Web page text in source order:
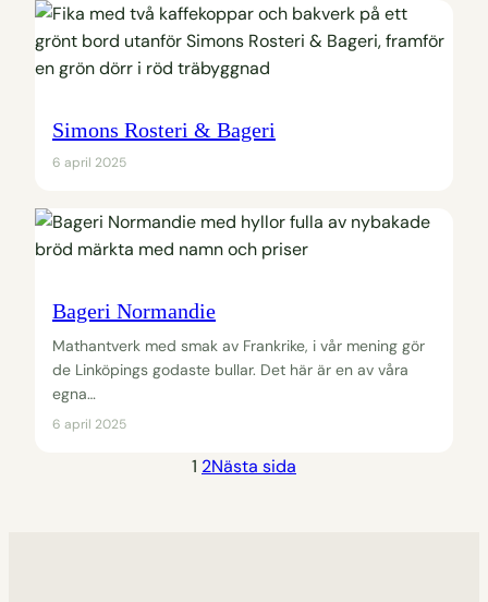
Simons Rosteri & Bageri
6 april 2025
Bageri Normandie
Mathantverk med smak av Frankrike, i vår mening gör
de Linköpings godaste bullar. Det här är en av våra
egna…
6 april 2025
1 2Nästa sida